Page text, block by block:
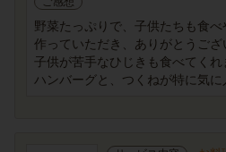
野菜たっぷりで、子供たちも食
作っていただき、ありがとうござ
子供が苦手なひじきも食べてくれ
ハンバーグと、つくねが特に気に